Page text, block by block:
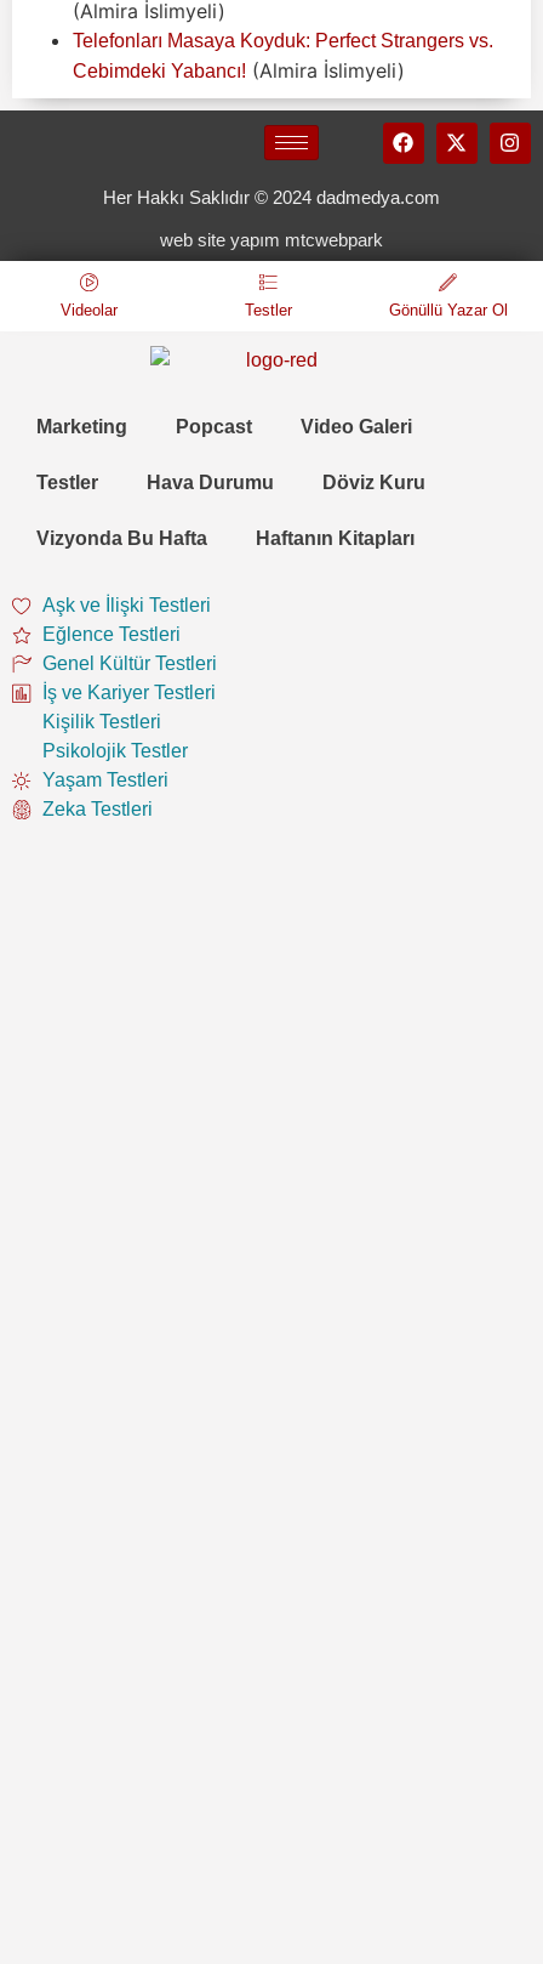
(Almira İslimyeli)
Telefonları Masaya Koyduk: Perfect Strangers vs.
Cebimdeki Yabancı! (Almira İslimyeli)
Her Hakkı Saklıdır © 2024 dadmedya.com
web site yapım mtcwebpark
Videolar Testler Gönüllü Yazar Ol
Marketing Popcast Video Galeri
Testler Hava Durumu Döviz Kuru
Vizyonda Bu Hafta Haftanın Kitapları
Aşk ve İlişki Testleri
Eğlence Testleri
Genel Kültür Testleri
İş ve Kariyer Testleri
Kişilik Testleri
Psikolojik Testler
Yaşam Testleri
Zeka Testleri